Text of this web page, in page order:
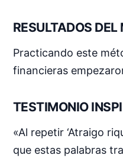
RESULTADOS
Practicando este
financieras
TESTIMONIO
«Al repetir ‘Atraigo
que estas palabras